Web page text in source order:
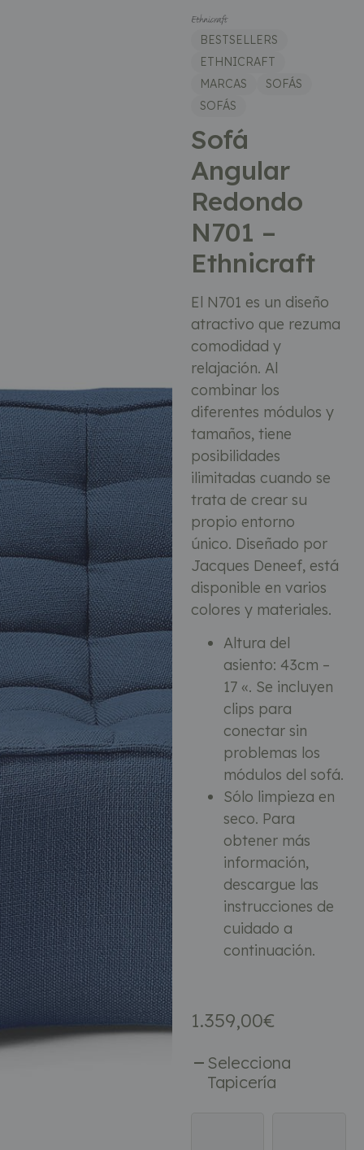
BESTSELLERS
ETHNICRAFT
MARCAS
SOFÁS
SOFÁS
Sofá
Angular
Redondo
N701 –
Ethnicraft
El N701 es un diseño
atractivo que rezuma
comodidad y
relajación. Al
combinar los
diferentes módulos y
tamaños, tiene
posibilidades
ilimitadas cuando se
trata de crear su
propio entorno
único. Diseñado por
Jacques Deneef, está
disponible en varios
colores y materiales.
Altura del
asiento: 43cm –
17 «. Se incluyen
clips para
conectar sin
problemas los
módulos del sofá.
Sólo limpieza en
seco. Para
obtener más
información,
descargue las
instrucciones de
cuidado a
continuación.
1.359,00€
Selecciona
Tapicería